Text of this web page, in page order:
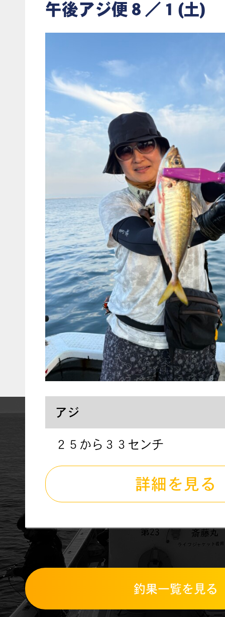
午後アジ便８／１(土)
アジ
２５から３３センチ
詳細を見る
釣果一覧を見る